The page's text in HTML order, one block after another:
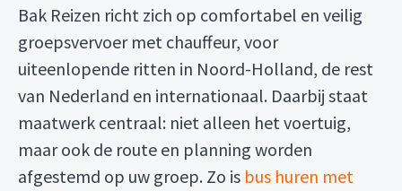
Bak Reizen richt zich op comfortabel en veilig
groepsvervoer met chauffeur, voor
uiteenlopende ritten in Noord-Holland, de rest
van Nederland en internationaal. Daarbij staat
maatwerk centraal: niet alleen het voertuig,
maar ook de route en planning worden
afgestemd op uw groep. Zo is bus huren met